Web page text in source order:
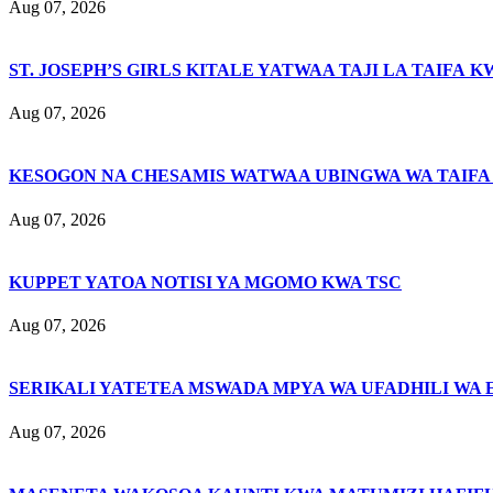
Aug 07, 2026
ST. JOSEPH’S GIRLS KITALE YATWAA TAJI LA TAIFA
Aug 07, 2026
KESOGON NA CHESAMIS WATWAA UBINGWA WA TAIFA
Aug 07, 2026
KUPPET YATOA NOTISI YA MGOMO KWA TSC
Aug 07, 2026
SERIKALI YATETEA MSWADA MPYA WA UFADHILI WA
Aug 07, 2026